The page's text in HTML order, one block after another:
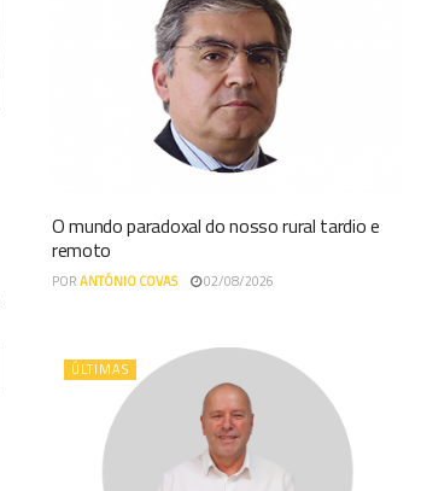
O mundo paradoxal do nosso rural tardio e
remoto
PORANTÓNIO COVAS 02/08/2026
ÚLTIMAS